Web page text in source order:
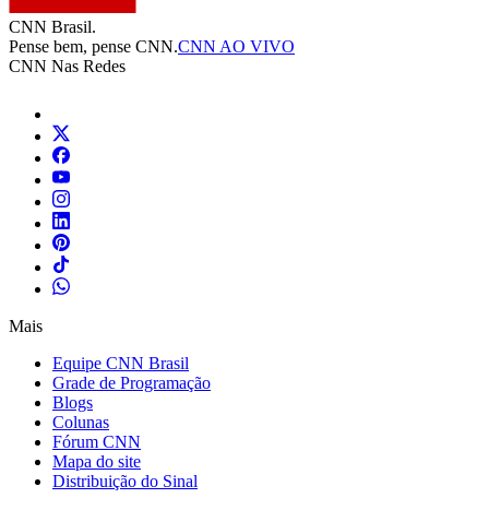
CNN Brasil.
Pense bem, pense CNN.CNN AO VIVO
CNN Nas Redes
Mais
Equipe CNN Brasil
Grade de Programação
Blogs
Colunas
Fórum CNN
Mapa do site
Distribuição do Sinal